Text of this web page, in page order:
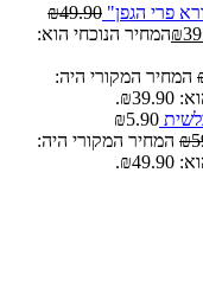
פרי הגפן" ₪49.90
₪המחיר הנוכחי הוא:
המחיר המקורי היה:
₪5.90
₪ המחיר המקורי היה: